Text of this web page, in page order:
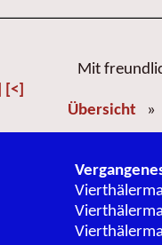
Mit
[<]
Übersicht